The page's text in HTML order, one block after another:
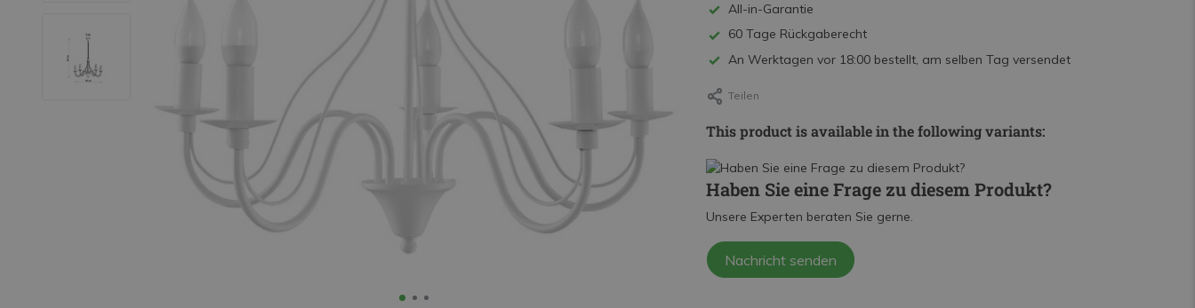
Installationsmaterialien
All-in-Garantie
60 Tage Rückgaberecht
An Werktagen vor 18:00 bestellt, am selben Tag versendet
Teilen
This product is available in the following variants:
Haben Sie eine Frage zu diesem Produkt?
Unsere Experten beraten Sie gerne.
Nachricht senden